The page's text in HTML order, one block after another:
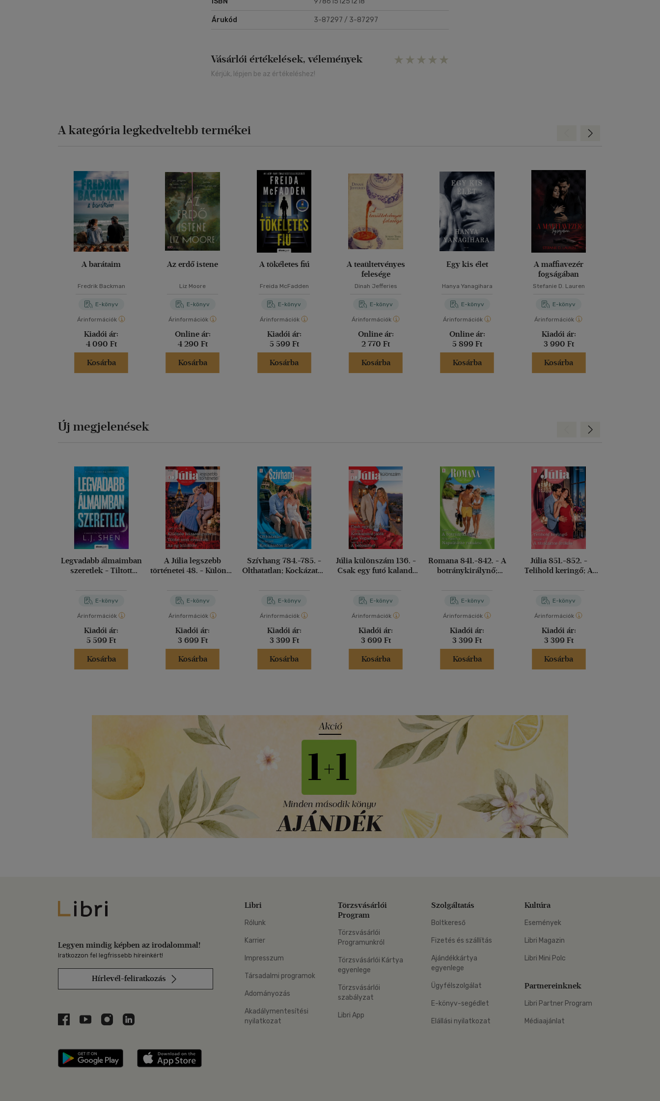
Árukód 3-87297 / 3-87297
Vásárlói értékelések, vélemények
Kérjük, lépjen be az értékeléshez!
A kategória legkedveltebb termékei
A barátaim
Fredrik Backman
E-könyv
Árinformációk
Kiadói ár:
4 090 Ft
Kosárba
Az erdő istene
Liz Moore
E-könyv
Árinformációk
Online ár:
4 290 Ft
Kosárba
A tökéletes fiú
Freida McFadden
E-könyv
Árinformációk
Kiadói ár:
5 599 Ft
Kosárba
A teaültetvényes
felesége
Dinah Jefferies
E-könyv
Árinformációk
Online ár:
2 770 Ft
Kosárba
Egy kis élet
Hanya Yanagihara
E-könyv
Árinformációk
Online ár:
5 899 Ft
Kosárba
A maffiavezér
fogságában
Stefanie D. Lauren
E-könyv
Árinformációk
Kiadói ár:
3 990 Ft
Kosárba
Előre
Új megjelenések
Legvadabb álmaimban
szeretlek - Tiltott
E-könyv
Árinformációk
Kiadói ár:
5 599 Ft
Kosárba
A Júlia legszebb
történetei 48. - Különös
küldötte
E-könyv
Árinformációk
Kiadói ár:
3 699 Ft
Kosárba
Szívhang 784.-785. -
Olthatatlan; Kockázatos
E-könyv
Árinformációk
Kiadói ár:
3 399 Ft
Kosárba
Júlia különszám 136. -
Csak egy futó kaland;
E-könyv
Árinformációk
Kiadói ár:
3 699 Ft
Kosárba
Romana 841.-842. - A
botránykirálynő;
E-könyv
Árinformációk
Kiadói ár:
3 399 Ft
Kosárba
Júlia 851.-852. -
Telihold keringő; A
E-könyv
Árinformációk
Kiadói ár:
3 399 Ft
Kosárba
Előre
Libri
Legyen mindig képben az irodalommal!
Iratkozzon fel legfrissebb híreinkért!
Hírlevél-feliratkozás
Libri a Facebookon
Libri a Youtube-on
Libri az Instagramon
Libri a LinkedInen
Libri applikáció Szerezd meg: Google Play
Libri
Rólunk
Karrier
Impresszum
Társadalmi programok
Adományozás
Akadálymentesítési
nyilatkozat
Törzsvásárlói
Program
Törzsvásárlói
Programunkról
Törzsvásárlói Kártya
egyenlege
Törzsvásárlói
szabályzat
Libri App
Szolgáltatás
Boltkereső
Fizetés és szállítás
Ajándékkártya
egyenlege
Ügyfélszolgálat
E-könyv-segédlet
Elállási nyilatkozat
Kultúra
Események
Libri Magazin
Libri Mini Polc
Partnereinknek
Libri Partner Program
Médiaajánlat